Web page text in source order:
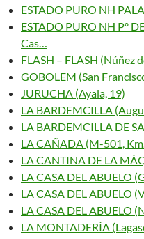
ESTADO PURO NH
ESTADO PURO NH Pº
Cas…
FLASH – FLASH (Núñez
GOBOLEM (San
JURUCHA (Ayala, 19)
LA BARDEMCILLA
LA BARDEMCILLA DE
LA CAÑADA (M-501,
LA CANTINA DE LA
LA CASA DEL ABUELO
LA CASA DEL ABUELO
LA CASA DEL ABUELO
LA MONTADERÍA